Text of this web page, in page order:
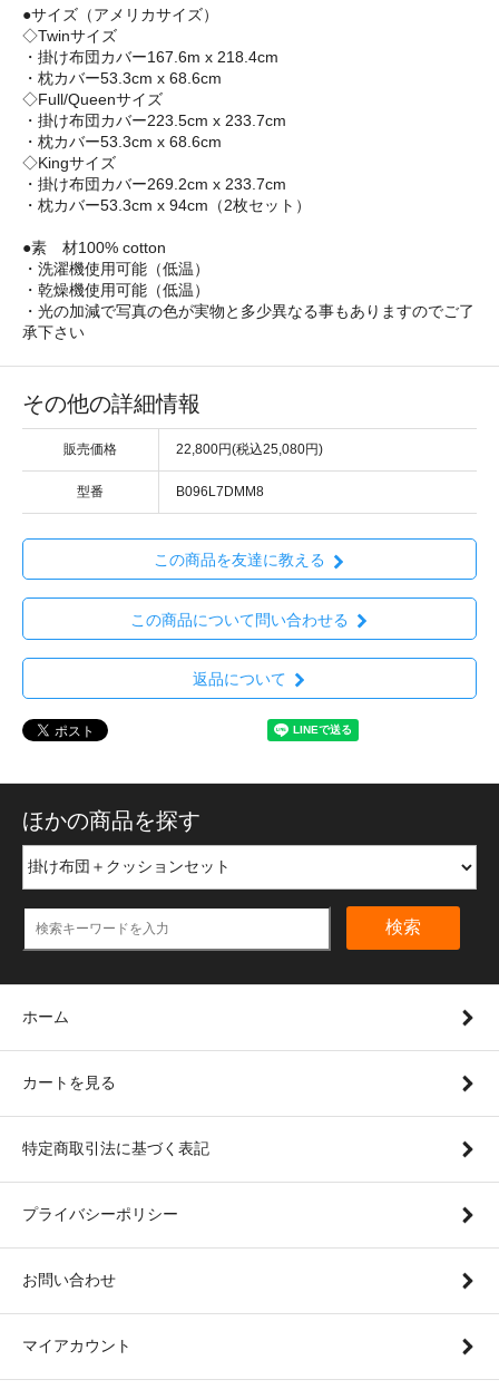
●サイズ（アメリカサイズ）
◇Twinサイズ
・掛け布団カバー167.6m x 218.4cm
・枕カバー53.3cm x 68.6cm
◇Full/Queenサイズ
・掛け布団カバー223.5cm x 233.7cm
・枕カバー53.3cm x 68.6cm
◇Kingサイズ
・掛け布団カバー269.2cm x 233.7cm
・枕カバー53.3cm x 94cm（2枚セット）
●素 材100% cotton
・洗濯機使用可能（低温）
・乾燥機使用可能（低温）
・光の加減で写真の色が実物と多少異なる事もありますのでご了
承下さい
その他の詳細情報
販売価格 22,800円(税込25,080円)
型番 B096L7DMM8
この商品を友達に教える
この商品について問い合わせる
返品について
ほかの商品を探す
検索
ホーム
カートを見る
特定商取引法に基づく表記
プライバシーポリシー
お問い合わせ
マイアカウント